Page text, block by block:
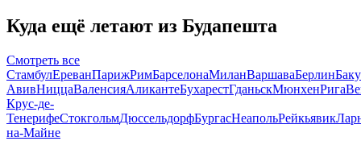
Куда ещё летают из Будапешта
Смотреть все
СтамбулЕреванПарижРимБарселонаМиланВаршаваБерлинБаку
АвивНиццаВаленсияАликантеБухарестГданьскМюнхенРига
Крус-де-
ТенерифеСтокгольмДюссельдорфБургасНеапольРейкьявик
на-Майне